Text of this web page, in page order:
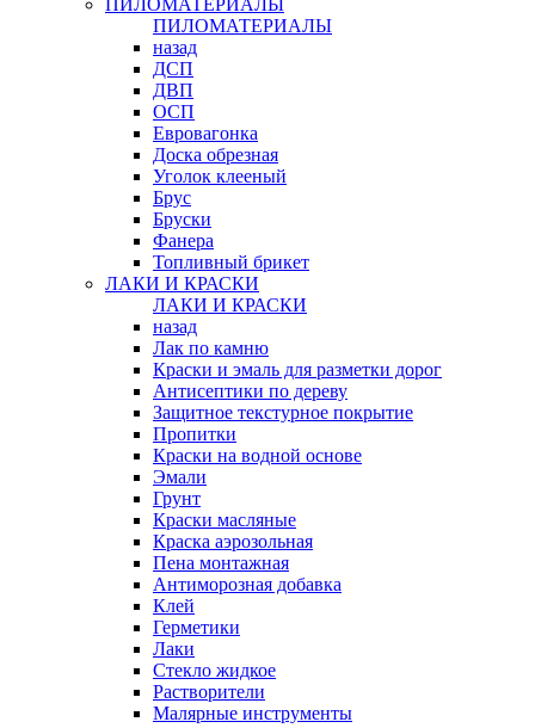
ПИЛОМАТЕРИАЛЫ
ПИЛОМАТЕРИАЛЫ
назад
ДСП
ДВП
ОСП
Евровагонка
Доска обрезная
Уголок клееный
Брус
Бруски
Фанера
Топливный брикет
ЛАКИ И КРАСКИ
ЛАКИ И КРАСКИ
назад
Лак по камню
Краски и эмаль для разметки дорог
Антисептики по дереву
Защитное текстурное покрытие
Пропитки
Краски на водной основе
Эмали
Грунт
Краски масляные
Краска аэрозольная
Пена монтажная
Антиморозная добавка
Клей
Герметики
Лаки
Стекло жидкое
Растворители
Малярные инструменты